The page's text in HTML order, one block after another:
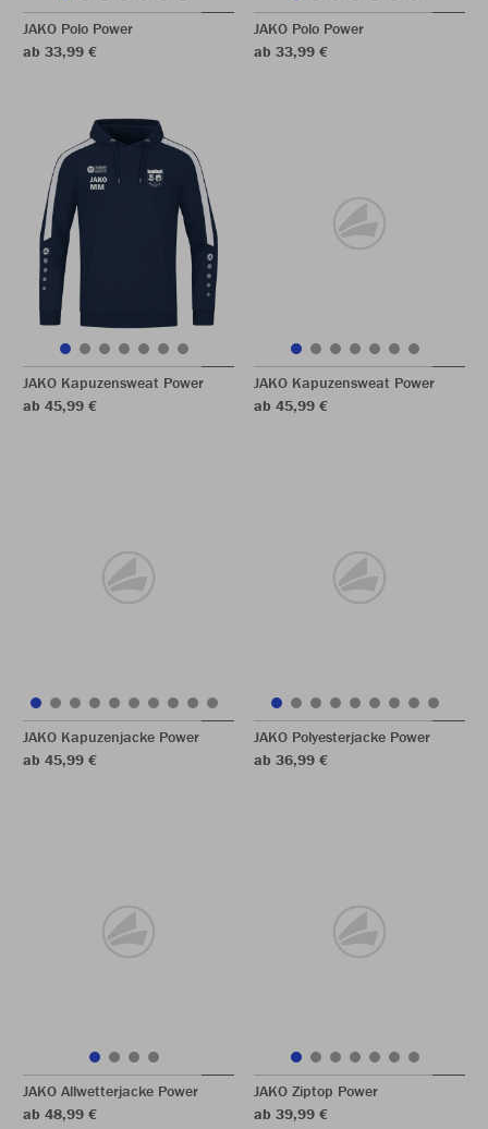
JAKO Polo Power
ab 33,99 €
JAKO Polo Power
ab 33,99 €
JAKO Kapuzensweat Power
ab 45,99 €
JAKO Kapuzensweat Power
ab 45,99 €
JAKO Kapuzenjacke Power
ab 45,99 €
JAKO Polyesterjacke Power
ab 36,99 €
JAKO Allwetterjacke Power
ab 48,99 €
JAKO Ziptop Power
ab 39,99 €